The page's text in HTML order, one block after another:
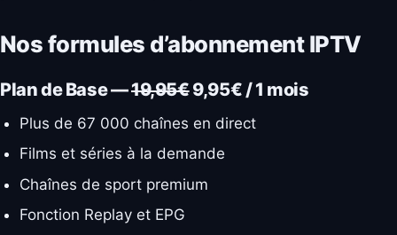
Nos formules d’abonnement IPTV
Plan de Base —19,95€9,95€ / 1 mois
Plus de 67 000 chaînes en direct
Films et séries à la demande
Chaînes de sport premium
Fonction Replay et EPG